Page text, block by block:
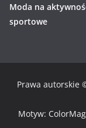
Moda na
sportowe
Prawa autorskie
Motyw: